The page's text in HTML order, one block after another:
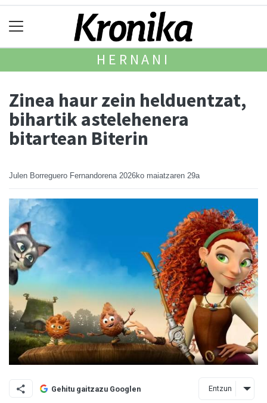
HERNANI
Zinea haur zein helduentzat,
bihartik astelehenera
bitartean Biterin
Julen Borreguero Fernandorena 2026ko maiatzaren 29a
Gehitu gaitzazu Googlen Entzun